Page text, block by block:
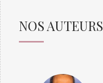
NOS AUTEURS